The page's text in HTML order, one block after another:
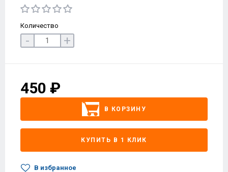
Количество
- +
450 ₽
В КОРЗИНУ
КУПИТЬ В 1 КЛИК
В избранное